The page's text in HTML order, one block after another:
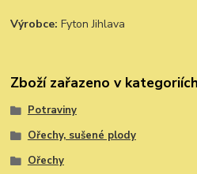
Výrobce: Fyton Jihlava
Zboží zařazeno v kategoriích
Potraviny
Ořechy, sušené plody
Ořechy